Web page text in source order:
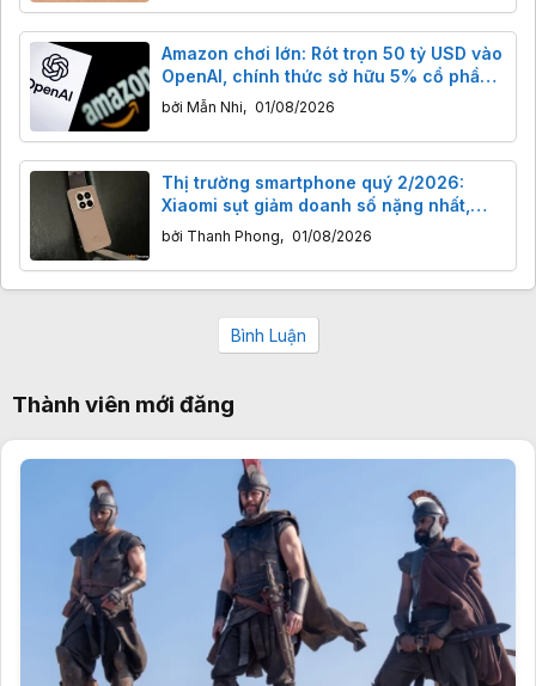
Amazon chơi lớn: Rót trọn 50 tỷ USD vào
OpenAI, chính thức sở hữu 5% cổ phần
trước thềm IPO
bởi Mẫn Nhi, 01/08/2026
Thị trường smartphone quý 2/2026:
Xiaomi sụt giảm doanh số nặng nhất,
Apple ‘ăn” nửa doanh thu toàn cầu
bởi Thanh Phong, 01/08/2026
Bình Luận
Thành viên mới đăng